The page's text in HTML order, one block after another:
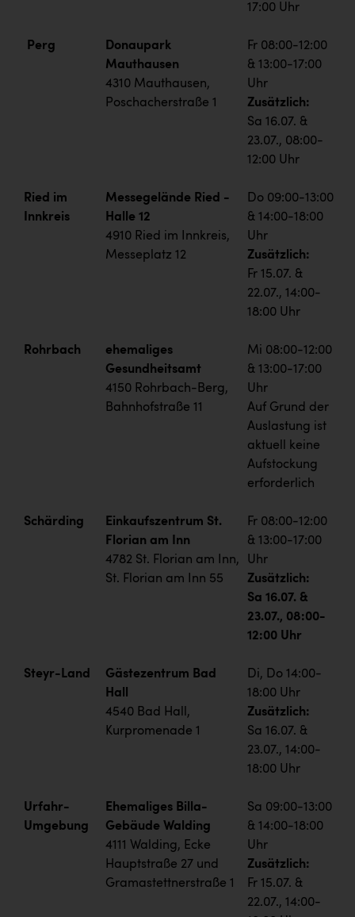
17:00 Uhr
Perg
Donaupark
Mauthausen
4310 Mauthausen,
Poschacherstraße 1
Fr 08:00-12:00
& 13:00-17:00
Uhr
Zusätzlich:
Sa 16.07. &
23.07., 08:00-
12:00 Uhr
Ried im
Innkreis
Messegelände Ried -
Halle 12
4910 Ried im Innkreis,
Messeplatz 12
Do 09:00-13:00
& 14:00-18:00
Uhr
Zusätzlich:
Fr 15.07. &
22.07., 14:00-
18:00 Uhr
Rohrbach
ehemaliges
Gesundheitsamt
4150 Rohrbach-Berg,
Bahnhofstraße 11
Mi 08:00-12:00
& 13:00-17:00
Uhr
Auf Grund der
Auslastung ist
aktuell keine
Aufstockung
erforderlich
Schärding
Einkaufszentrum St.
Florian am Inn
4782 St. Florian am Inn,
St. Florian am Inn 55
Fr 08:00-12:00
& 13:00-17:00
Uhr
Zusätzlich:
Sa 16.07. &
23.07., 08:00-
12:00 Uhr
Steyr-Land
Gästezentrum Bad
Hall
4540 Bad Hall,
Kurpromenade 1
Di, Do 14:00-
18:00 Uhr
Zusätzlich:
Sa 16.07. &
23.07., 14:00-
18:00 Uhr
Urfahr-
Umgebung
Ehemaliges Billa-
Gebäude Walding
4111 Walding, Ecke
Hauptstraße 27 und
Gramastettnerstraße 1
Sa 09:00-13:00
& 14:00-18:00
Uhr
Zusätzlich:
Fr 15.07. &
22.07., 14:00-